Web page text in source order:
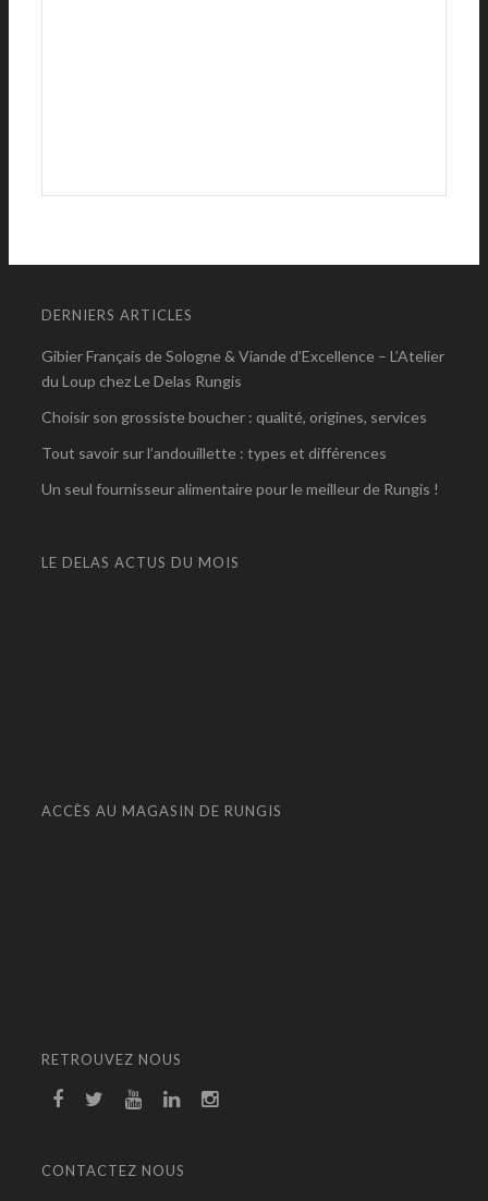
DERNIERS ARTICLES
Gibier Français de Sologne & Viande d’Excellence – L’Atelier
du Loup chez Le Delas Rungis
Choisir son grossiste boucher : qualité, origines, services
Tout savoir sur l’andouillette : types et différences
Un seul fournisseur alimentaire pour le meilleur de Rungis !
LE DELAS ACTUS DU MOIS
ACCÈS AU MAGASIN DE RUNGIS
RETROUVEZ NOUS
CONTACTEZ NOUS